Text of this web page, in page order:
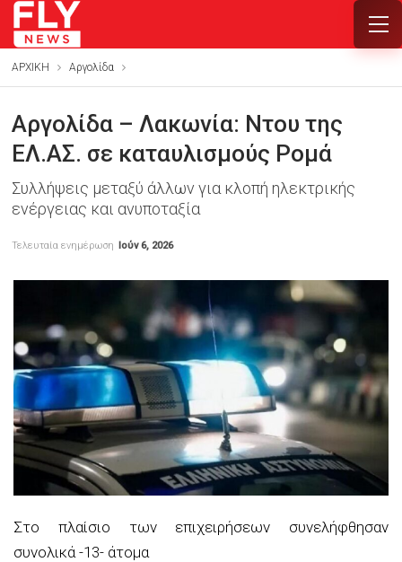
ΑΡΧΙΚΗ Αργολίδα
Αργολίδα – Λακωνία: Ντου της
ΕΛ.ΑΣ. σε καταυλισμούς Ρομά
Συλλήψεις μεταξύ άλλων για κλοπή ηλεκτρικής
ενέργειας και ανυποταξία
Τελευταία ενημέρωση Ιούν 6, 2026
Στο πλαίσιο των επιχειρήσεων συνελήφθησαν
συνολικά -13- άτομα